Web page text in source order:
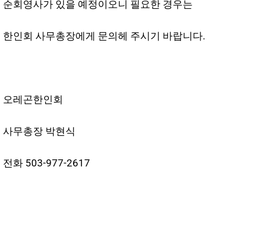
순회영사가 있을 예정이오니 필요한 경우는
한인회 사무총장에게 문의헤 주시기 바랍니다.
오레곤한인회
사무총장 박현식
전화 503-977-2617